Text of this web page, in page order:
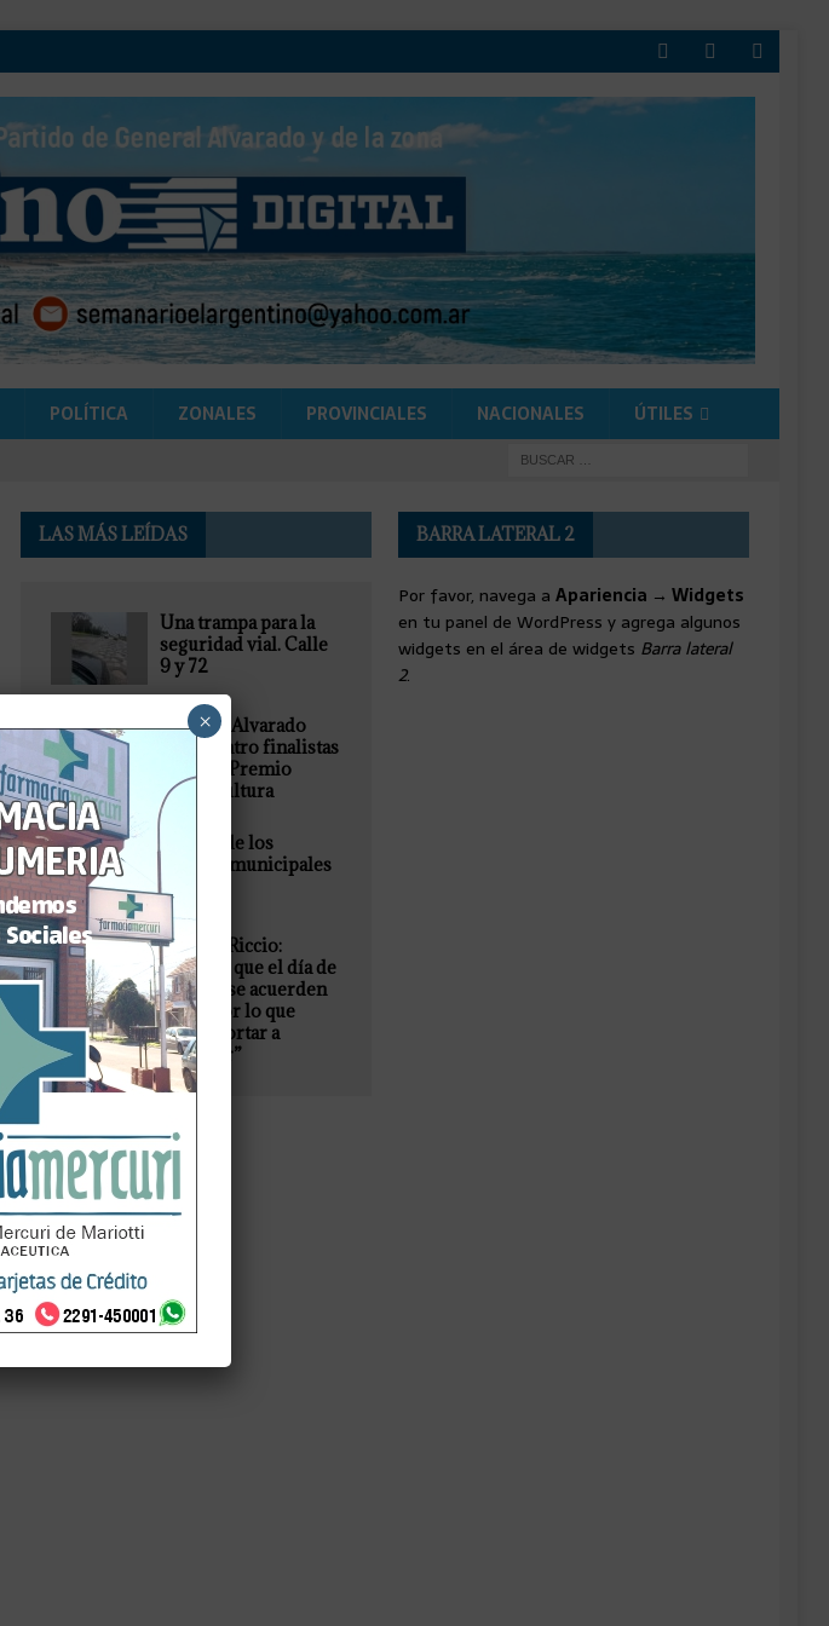
POLÍTICA ZONALES PROVINCIALES NACIONALES ÚTILES
LAS MÁS LEÍDAS
Una trampa para la
seguridad vial. Calle
9 y 72
General Alvarado
tiene cuatro finalistas
en el 8.º Premio
FEBA Cultura
El pago de los
salarios municipales
Agustín Riccio:
“Quiero que el día de
mañana se acuerden
de mí por lo que
pude aportar a
Miramar”
BARRA LATERAL 2
Por favor, navega aApariencia → Widgets
en tu panel de WordPress y agrega algunos
widgets en el área de widgets Barra lateral
2.
×